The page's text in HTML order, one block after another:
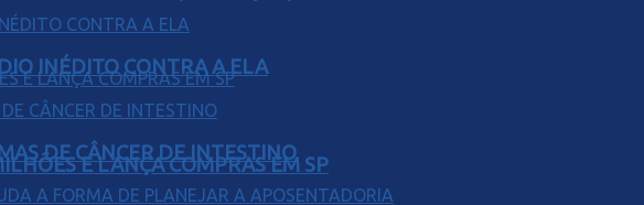
E LANÇA COMPRAS EM SP
INÉDITO CONTRA A ELA
DE CÂNCER DE INTESTINO